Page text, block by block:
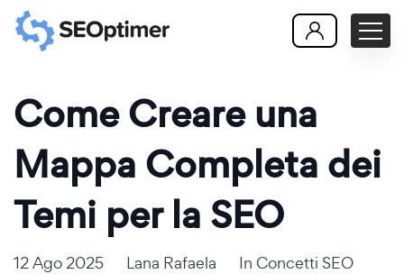
Come Creare una
Mappa Completa dei
Temi per la SEO
12 Ago 2025 Lana Rafaela In Concetti SEO